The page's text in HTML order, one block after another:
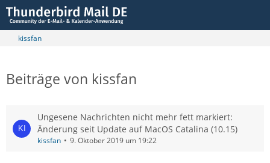
kissfan
Beiträge von kissfan
Ungesene Nachrichten nicht mehr fett markiert:
Änderung seit Update auf MacOS Catalina (10.15)
kissfan 9. Oktober 2019 um 19:22